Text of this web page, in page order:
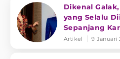
Dikenal
yang Selalu
Sepanjang
Artikel 9 Januari